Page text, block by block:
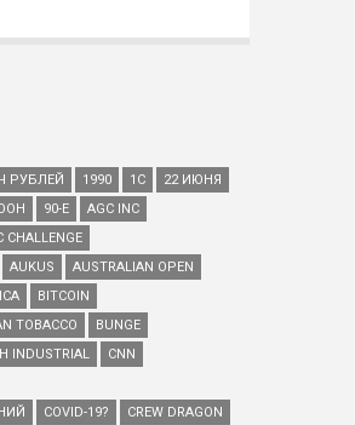
РУБЛЕЙ 1990 1С
22 ИЮНЯ
90-Е
AGC INC
CHALLENGE
AUKUS
AUSTRALIAN OPEN
BITCOIN
TOBACCO
BUNGE
INDUSTRIAL
CNN
COVID-19?
CREW DRAGON